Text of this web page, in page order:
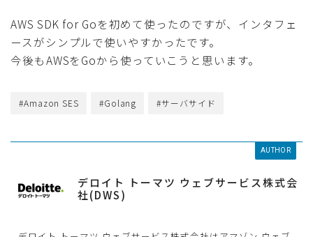
AWS SDK for Goを初めて使ったのですが、インタフェ
ースがシンプルで使いやすかったです。
今後もAWSをGoから使っていこうと思います。
#Amazon SES #Golang #サーバサイド
AUTHOR
デロイト トーマツ ウェブサービス株式会
社(DWS)